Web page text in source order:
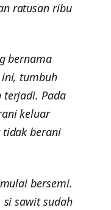
ratusan ribu
bernama
ini, tumbuh
terjadi. Pada
keluar
tidak berani
bersemi.
si sawit sudah